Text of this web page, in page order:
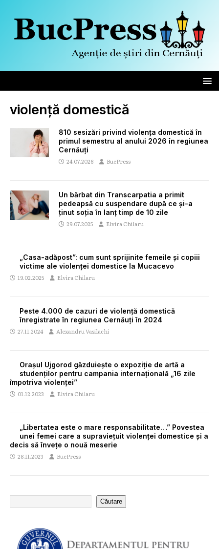
violență domestică
810 sesizări privind violența domestică în
primul semestru al anului 2026 în regiunea
Cernăuți
24.07.2026 BucPress
Un bărbat din Transcarpatia a primit
pedeapsă cu suspendare după ce și-a
ținut soția în lanț timp de 10 zile
29.07.2025 Elvira Chilaru
„Casa-adăpost”: cum sunt sprijinite femeile și copiii
victime ale violenței domestice la Mucacevo
19.02.2025 Elvira Chilaru
Peste 4.000 de cazuri de violență domestică
înregistrate în regiunea Cernăuți în 2024
27.11.2024 Alexandru Vasilachi
Orașul Ujgorod găzduiește o expoziție de artă a
studenților pentru campania internațională „16 zile
împotriva violenței”
01.12.2023 Elvira Chilaru
„Libertatea este o mare responsabilitate…” Povestea
unei femei care a supraviețuit violenței domestice și a
decis să învețe o nouă meserie
28.11.2023 BucPress
Căutare